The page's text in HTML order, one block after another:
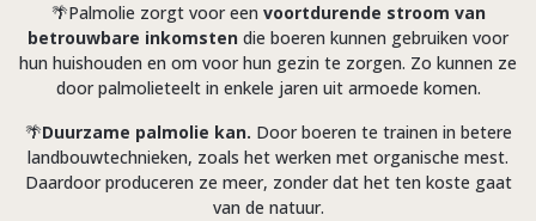
🌴Palmolie zorgt voor een voortdurende stroom van
betrouwbare inkomsten die boeren kunnen gebruiken voor
hun huishouden en om voor hun gezin te zorgen. Zo kunnen ze
door palmolieteelt in enkele jaren uit armoede komen.
🌴Duurzame palmolie kan. Door boeren te trainen in betere
landbouwtechnieken, zoals het werken met organische mest.
Daardoor produceren ze meer, zonder dat het ten koste gaat
van de natuur.